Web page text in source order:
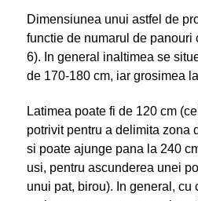
Dimensiunea unui astfel de
functie de numarul de panouri
6). In general inaltimea se
de 170-180 cm, iar grosimea
Latimea poate fi de 120 cm
potrivit pentru a delimita zona
si poate ajunge pana la 240
usi, pentru ascunderea unei
unui pat, birou). In general, cu